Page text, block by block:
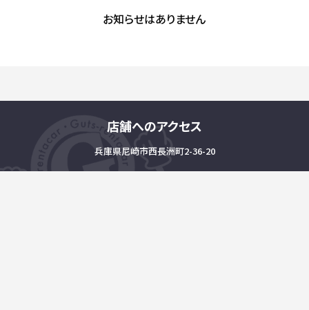
お知らせはありません
店舗へのアクセス
兵庫県尼崎市西長洲町2-36-20